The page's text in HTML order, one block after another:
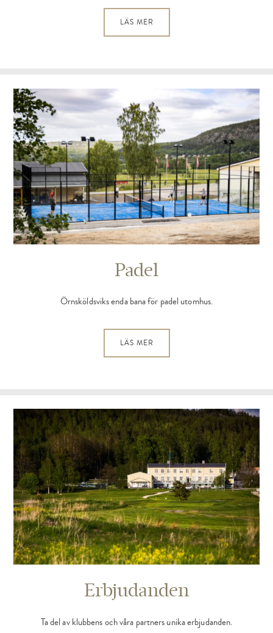
LÄS MER
Padel
Örnsköldsviks enda bana för padel utomhus.
LÄS MER
Erbjudanden
Ta del av klubbens och våra partners unika erbjudanden.